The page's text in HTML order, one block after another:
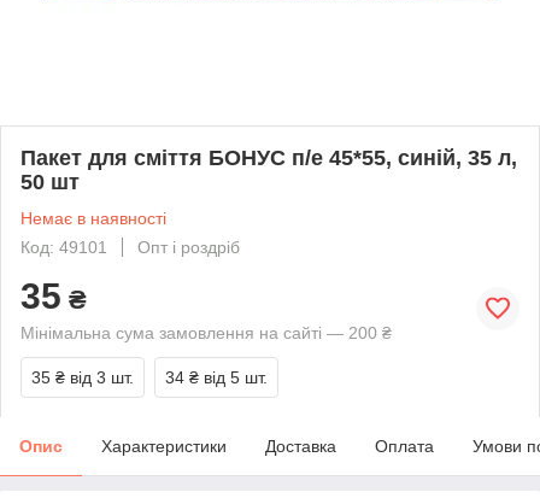
Пакет для смiття БОНУС п/е 45*55, синій, 35 л,
50 шт
Немає в наявності
Код: 49101
Опт і роздріб
35 ₴
Мінімальна сума замовлення на сайті — 200 ₴
35 ₴ від 3 шт. 34 ₴ від 5 шт.
Опис Характеристики Доставка Оплата Умови